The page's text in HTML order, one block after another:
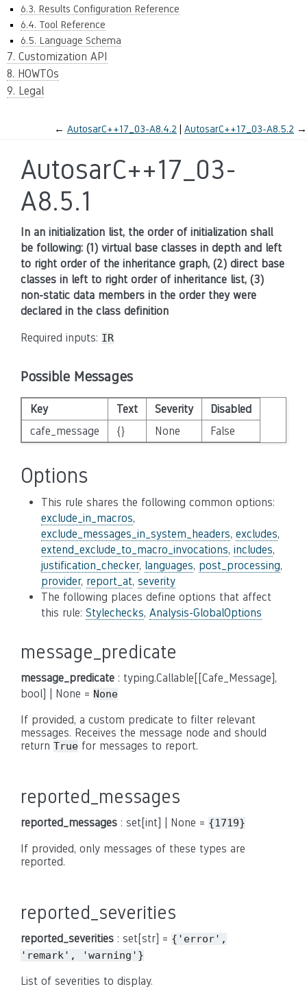
6.3. Results Configuration Reference
6.4. Tool Reference
6.5. Language Schema
7. Customization API
8. HOWTOs
9. Legal
← AutosarC++17_03-A8.4.2 AutosarC++17_03-A8.5.2 →
AutosarC++17_03-
A8.5.1
In an initialization list, the order of initialization shall
be following: (1) virtual base classes in depth and left
to right order of the inheritance graph, (2) direct base
classes in left to right order of inheritance list, (3)
non-static data members in the order they were
declared in the class definition
Required inputs: IR
Possible Messages
Key Text Severity
Disabled
cafe_message
{} None False
Options
This rule shares the following common options:
exclude_in_macros,
exclude_messages_in_system_headers, excludes,
extend_exclude_to_macro_invocations, includes,
justification_checker, languages, post_processing,
provider, report_at, severity
The following places define options that affect
this rule: Stylechecks, Analysis-GlobalOptions
message_predicate
message_predicate : typing.Callable[[Cafe_Message],
bool] | None = None
If provided, a custom predicate to filter relevant
messages. Receives the message node and should
return True for messages to report.
reported_messages
reported_messages : set[int] | None = {1719}
If provided, only messages of these types are
reported.
reported_severities
reported_severities : set[str] = {'error',
'remark',
'warning'}
List of severities to display.